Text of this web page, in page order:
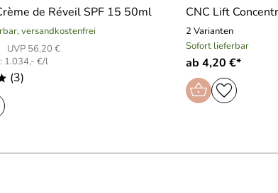
de Réveil SPF 15 50ml
versandkostenfrei
UVP 56,20 €
1.034,- €/l
(3)
CNC Lift
2 Varianten
Sofort lieferbar
ab 4,20 €*